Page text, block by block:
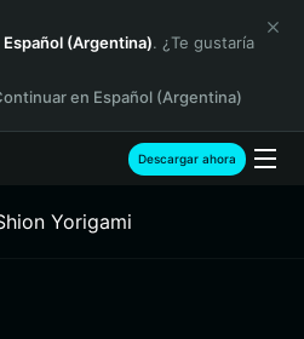
Español (Argentina). ¿Te gustaría
en Español (Argentina)
Descargar ahora
Yorigami